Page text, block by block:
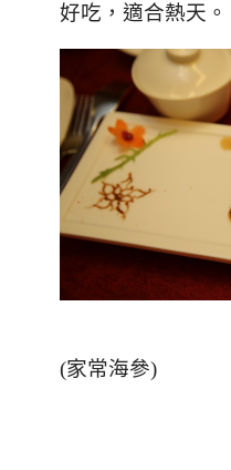
好吃，適合熱天。
(家常海參)